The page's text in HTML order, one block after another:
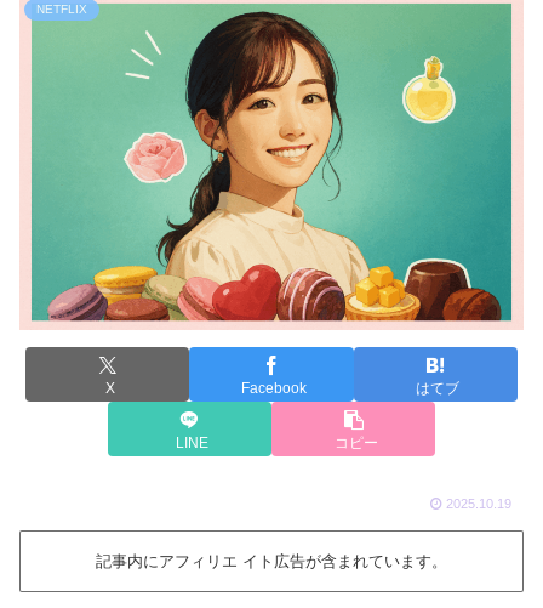
NETFLIX
X Facebook はてブ
LINE コピー
2025.10.19
記事内にアフィリエ イト広告が含まれています。